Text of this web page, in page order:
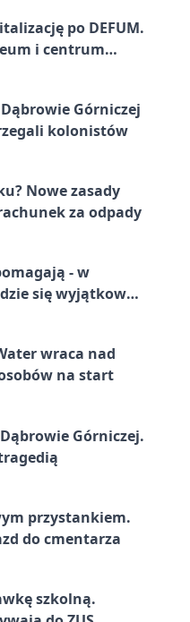
po DEFUM.
i centrum
Górniczej
kolonistów
Nowe zasady
za odpady
- w
się wyjątkowa
wraca nad
na start
Górniczej.
przystankiem.
do cmentarza
szkolną.